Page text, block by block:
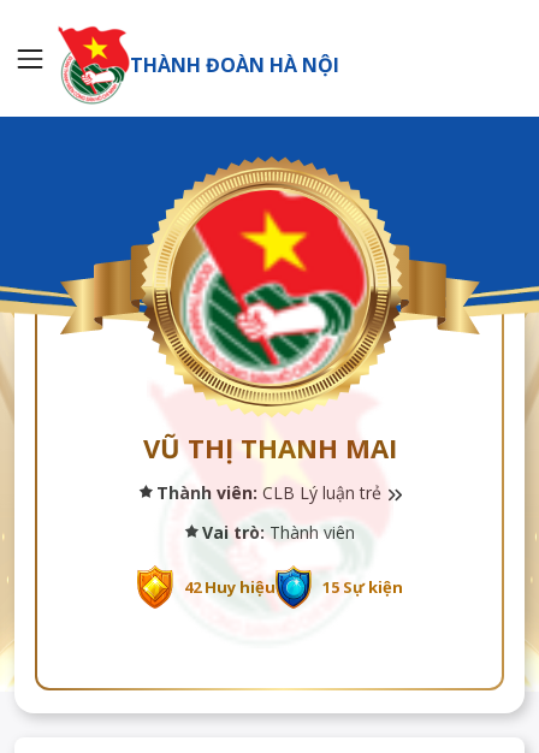
THÀNH ĐOÀN HÀ NỘI
VŨ THỊ THANH MAI
Thành viên: CLB Lý luận trẻ
Vai trò:Thành viên
42 Huy hiệu 15 Sự kiện